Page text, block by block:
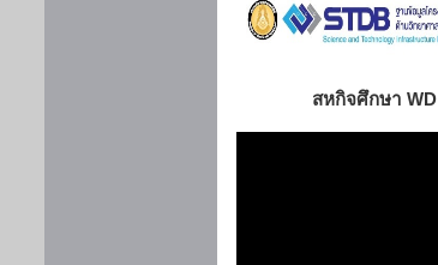
สหกิจศึกษา WD